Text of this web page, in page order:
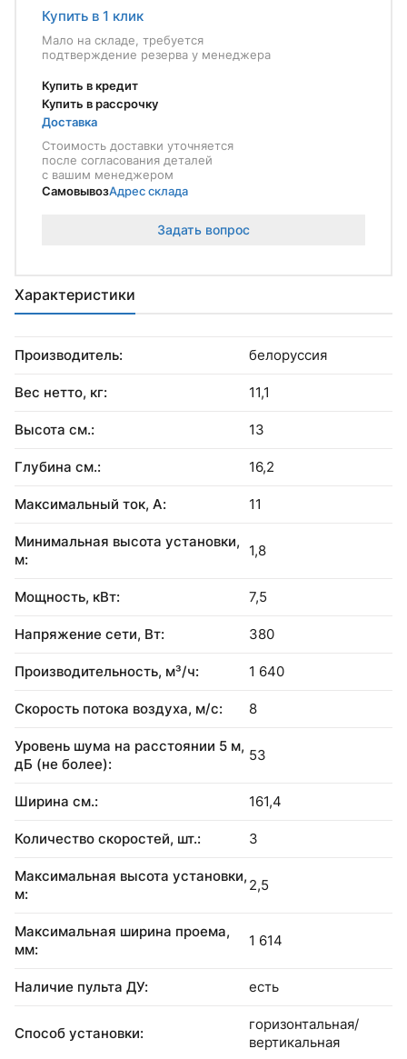
Характеристики
Производитель: белоруссия
Вес нетто, кг: 11,1
Высота см.: 13
Глубина см.: 16,2
Максимальный ток, А: 11
Минимальная высота установки,
м:
1,8
Мощность, кВт: 7,5
Напряжение сети, Вт: 380
Производительность, м³/ч: 1 640
Скорость потока воздуха, м/с: 8
Уровень шума на расстоянии 5 м,
дБ (не более):
53
Ширина см.: 161,4
Количество скоростей, шт.: 3
Максимальная высота установки,
м:
2,5
Максимальная ширина проема,
мм:
1 614
Наличие пульта ДУ: есть
Способ установки:
горизонтальная/
вертикальная
Купить в 1 клик
Мало на складе, требуется
подтверждение резерва у менеджера
Купить в кредит
Купить в рассрочку
Доставка
Стоимость доставки уточняется
после согласования деталей
с вашим менеджером
СамовывозАдрес склада
Задать вопрос